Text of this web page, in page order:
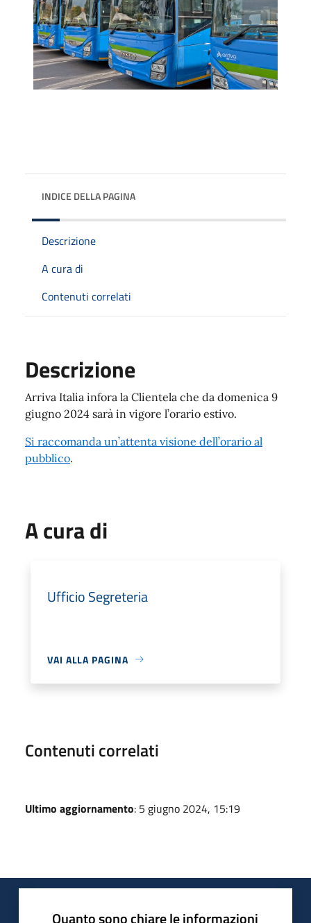
INDICE DELLA PAGINA
Descrizione
A cura di
Contenuti correlati
Descrizione
Arriva Italia infora la Clientela che da domenica 9
giugno 2024 sarà in vigore l’orario estivo.
Si raccomanda un’attenta visione dell’orario al
pubblico.
A cura di
Ufficio Segreteria
VAI ALLA PAGINA
Contenuti correlati
Ultimo aggiornamento: 5 giugno 2024, 15:19
Quanto sono chiare le informazioni